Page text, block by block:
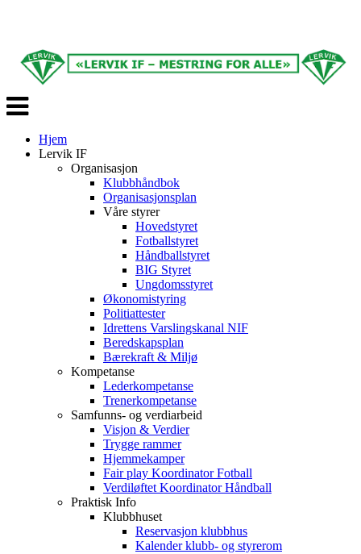
Veksle
navigasjon
Hjem
Lervik IF
Organisasjon
Klubbhåndbok
Organisasjonsplan
Våre styrer
Hovedstyret
Fotballstyret
Håndballstyret
BIG Styret
Ungdomsstyret
Økonomistyring
Politiattester
Idrettens Varslingskanal NIF
Beredskapsplan
Bærekraft & Miljø
Kompetanse
Lederkompetanse
Trenerkompetanse
Samfunns- og verdiarbeid
Visjon & Verdier
Trygge rammer
Hjemmekamper
Fair play Koordinator Fotball
Verdiløftet Koordinator Håndball
Praktisk Info
Klubbhuset
Reservasjon klubbhus
Kalender klubb- og styrerom